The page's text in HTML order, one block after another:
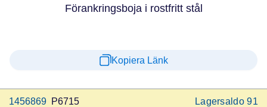
Förankringsboja i rostfritt stål
Kopiera Länk
1456869 P6715 Lagersaldo 91